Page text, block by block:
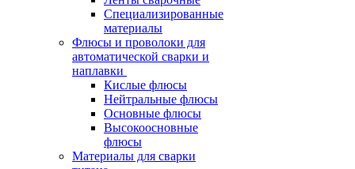
Специализированные
материалы
Флюсы и проволоки для
автоматической сварки и
наплавки
Кислые флюсы
Нейтральные флюсы
Основные флюсы
Высокоосновные
флюсы
Материалы для сварки